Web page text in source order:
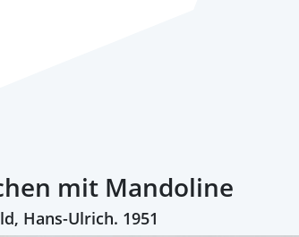
mit Mandoline
Hans-Ulrich. 1951